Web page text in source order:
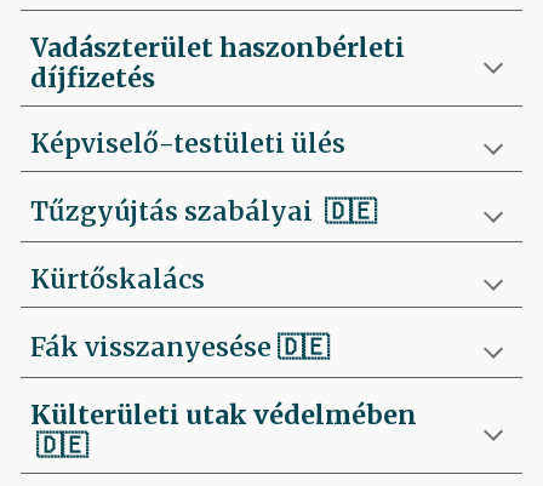
Vadászterület haszonbérleti
díjfizetés
Képviselő-testületi ülés
Tűzgyújtás szabályai🇩🇪
Kürtőskalács
Fák visszanyesése🇩🇪
Külterületi utak védelmében
🇩🇪